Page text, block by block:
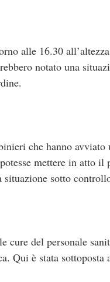
alle 16.30
notato una
che hanno
mettere in atto
sotto
cure del personale
Qui è stata